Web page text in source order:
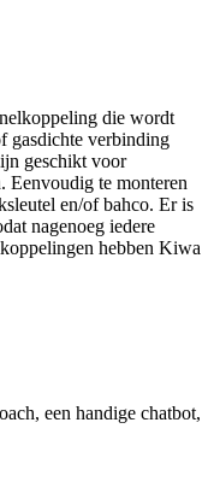
die wordt
gasdichte verbinding
geschikt voor
Eenvoudig te monteren
en/of bahco. Er is
nagenoeg iedere
hebben Kiwa
een handige chatbot,